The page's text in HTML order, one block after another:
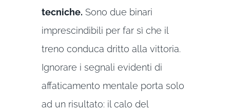
tecniche. Sono due binari
imprescindibili per far sì che il
treno conduca dritto alla vittoria.
Ignorare i segnali evidenti di
affaticamento mentale porta solo
ad un risultato: il calo del